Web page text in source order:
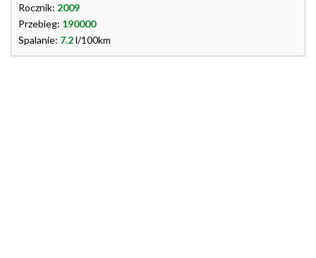
Rocznik: 2009
Przebieg: 190000
Spalanie: 7.2l/100km